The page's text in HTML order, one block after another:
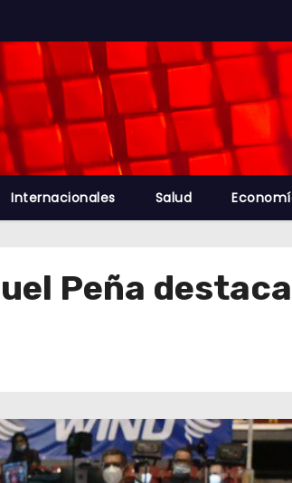
Internacionales Salud
Peña